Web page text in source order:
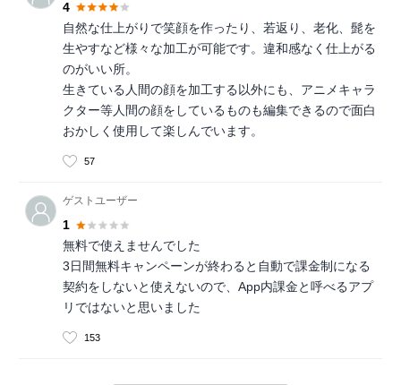
4
自然な仕上がりで笑顔を作ったり、若返り、老化、髭を
生やすなど様々な加工が可能です。違和感なく仕上がる
のがいい所。
生きている人間の顔を加工する以外にも、アニメキャラ
クター等人間の顔をしているものも編集できるので面白
おかしく使用して楽しんでいます。
57
ゲストユーザー
1
無料で使えませんでした
3日間無料キャンペーンが終わると自動で課金制になる
契約をしないと使えないので、App内課金と呼べるアプ
リではないと思いました
153